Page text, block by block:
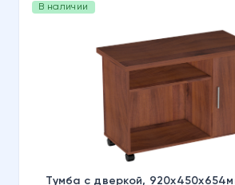
В наличии
Тумба с дверкой,